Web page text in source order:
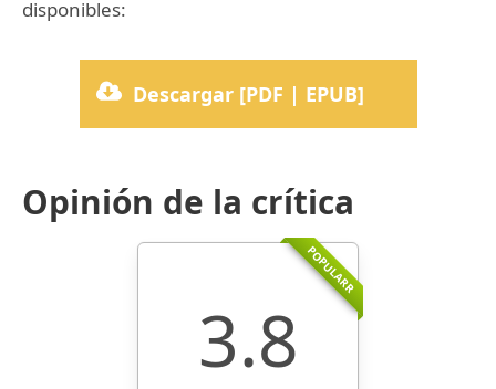
disponibles:
Descargar [PDF | EPUB]
Opinión de la crítica
POPULARR
3.8